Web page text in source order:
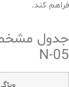
فراهم کند.
جدول
N-05